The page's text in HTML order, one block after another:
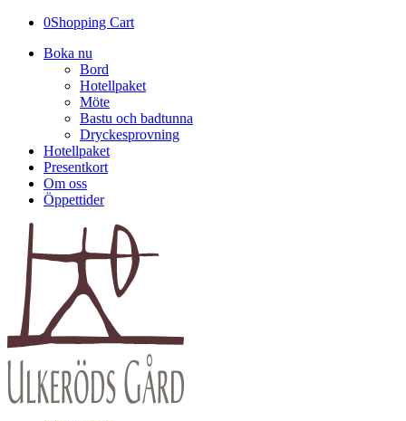
0Shopping Cart
Boka nu
Bord
Hotellpaket
Möte
Bastu och badtunna
Dryckesprovning
Hotellpaket
Presentkort
Om oss
Öppettider